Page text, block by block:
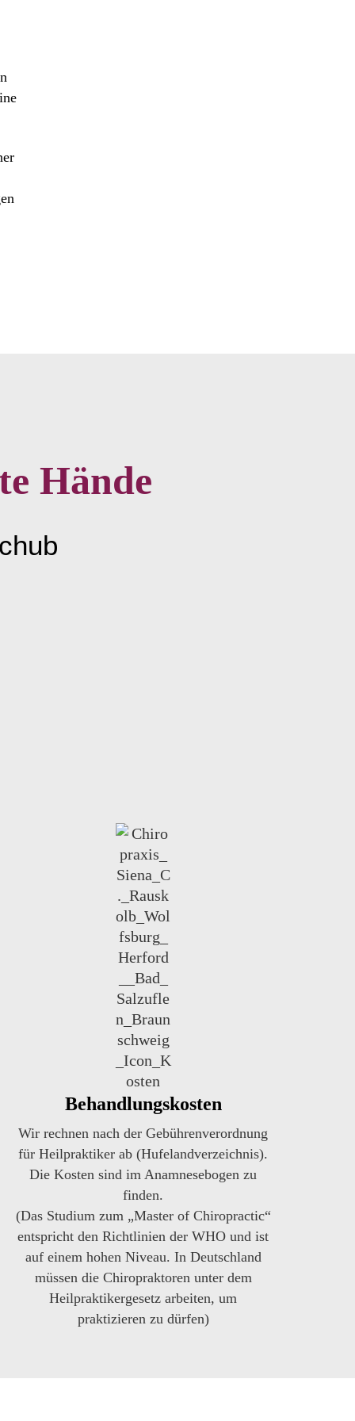
Hände
Behandlungskosten
Wir rechnen nach der Gebührenverordnung
für Heilpraktiker ab (Hufelandverzeichnis).
Die Kosten sind im Anamnesebogen zu
finden.
(Das Studium zum „Master of Chiropractic“
entspricht den Richtlinien der WHO und ist
auf einem hohen Niveau. In Deutschland
müssen die Chiropraktoren unter dem
Heilpraktikergesetz arbeiten, um
praktizieren zu dürfen)